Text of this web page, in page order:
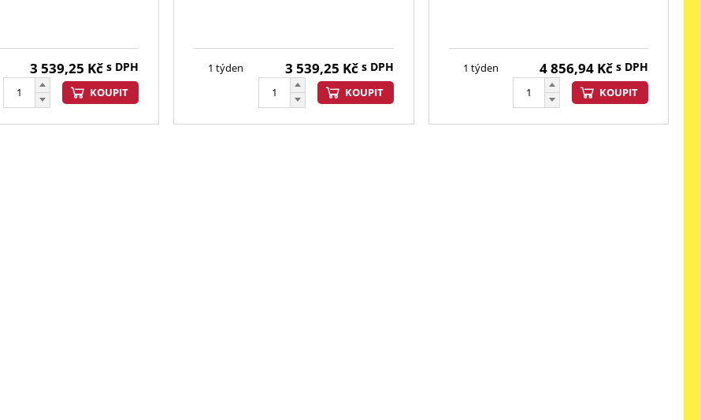
3 539,25 Kčs DPH
KOUPIT
1 týden 3 539,25 Kč s DPH
KOUPIT
1 týden 4 856,94Kč s DPH
KOUPIT